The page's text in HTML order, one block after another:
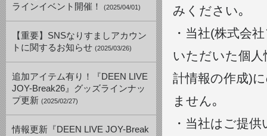
ラインイベント開催！
(2025/04/01)
【重要】SNSなりすましアカウン
トに関するお知らせ (2025/03/26)
追加アイテム有り！『DEEN LIVE
JOY-Break26』グッズラインナッ
プ更新 (2025/02/27)
情報更新『DEEN LIVE JOY-Break
みください｡
・当社(株式会
いただいた個
計情報の作成)
ません｡
・当社はご提